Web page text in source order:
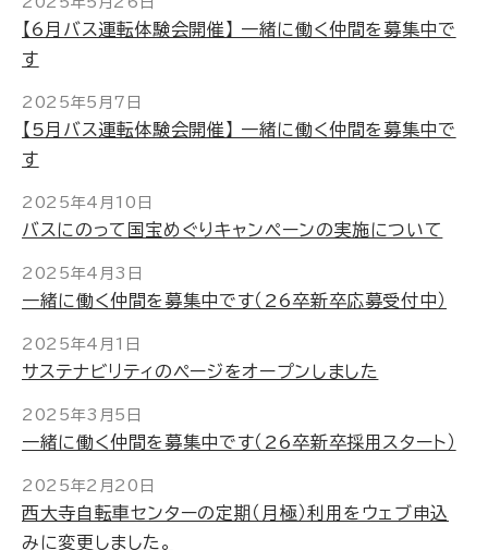
【6月バス運転体験会開催】 一緒に働く仲間を募集中で
す
2025年5月7日
【5月バス運転体験会開催】 一緒に働く仲間を募集中で
す
2025年4月10日
バスにのって国宝めぐりキャンペーンの実施について
2025年4月3日
一緒に働く仲間を募集中です（26卒新卒応募受付中）
2025年4月1日
サステナビリティのページをオープンしました
2025年3月5日
一緒に働く仲間を募集中です（26卒新卒採用スタート）
2025年2月20日
西大寺自転車センターの定期（月極）利用をウェブ申込
みに変更しました。